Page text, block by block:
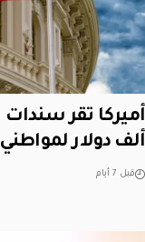
ألف دولار لمواطني 50 دولة
قبل 7 أيام